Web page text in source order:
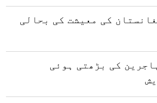
کی معیشت کی بحالی
کی بڑھتی ہوئی